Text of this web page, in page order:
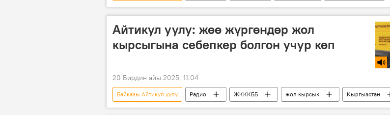
кырсык
скутер Кыргызстан
Айтикул уулу: жөө жүргөндөр жол
кырсыгына себепкер болгон учур көп
20 Бирдин айы 2025, 11:04
Байказы Айтикул уулу Радио ЖКККББ жол кырсык
Кыргызстан
жөө жүргөндөр